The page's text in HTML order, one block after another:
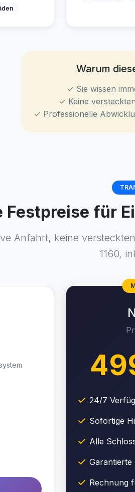
Warum
✓ Sie wissen
✓ Keine
✓ Professionelle
Festpreise für
Anfahrt, keine
1160,
24/7
Sofortige
Alle
Garantierte
Rechnung